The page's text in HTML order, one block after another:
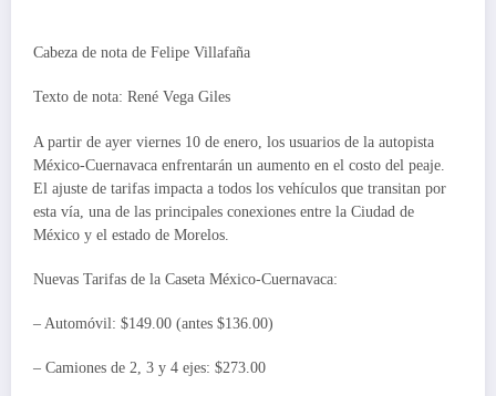
Cabeza de nota de Felipe Villafaña
Texto de nota: René Vega Giles
A partir de ayer viernes 10 de enero, los usuarios de la autopista
México-Cuernavaca enfrentarán un aumento en el costo del peaje.
El ajuste de tarifas impacta a todos los vehículos que transitan por
esta vía, una de las principales conexiones entre la Ciudad de
México y el estado de Morelos.
Nuevas Tarifas de la Caseta México-Cuernavaca:
– Automóvil: $149.00 (antes $136.00)
– Camiones de 2, 3 y 4 ejes: $273.00